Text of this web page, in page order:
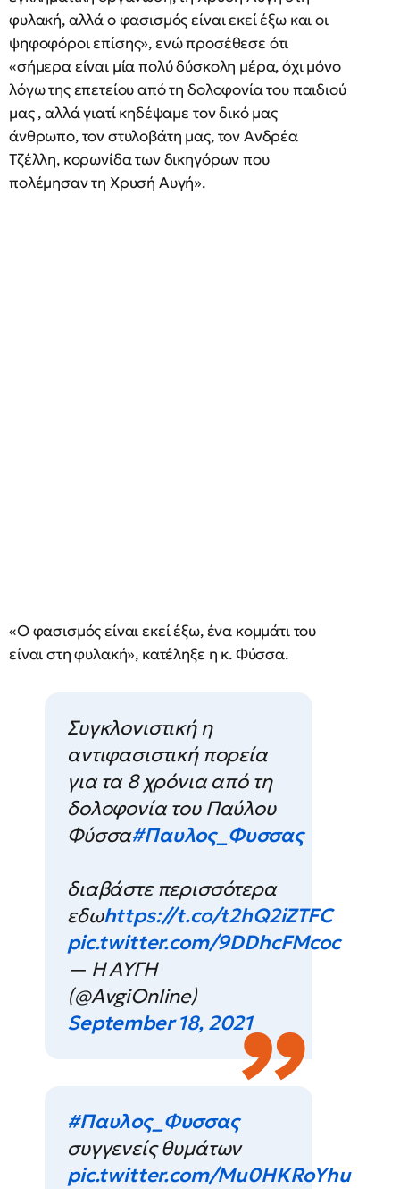
φυλακή, αλλά ο φασισμός είναι εκεί έξω και οι
ψηφοφόροι επίσης», ενώ προσέθεσε ότι
«σήμερα είναι μία πολύ δύσκολη μέρα, όχι μόνο
λόγω της επετείου από τη δολοφονία του παιδιού
μας , αλλά γιατί κηδέψαμε τον δικό μας
άνθρωπο, τον στυλοβάτη μας, τον Ανδρέα
Τζέλλη, κορωνίδα των δικηγόρων που
πολέμησαν τη Χρυσή Αυγή».
«Ο φασισμός είναι εκεί έξω, ένα κομμάτι του
είναι στη φυλακή», κατέληξε η κ. Φύσσα.
Συγκλονιστική η
αντιφασιστική πορεία
για τα 8 χρόνια από τη
δολοφονία του Παύλου
Φύσσα#Παυλος_Φυσσας
διαβάστε περισσότερα
εδωhttps://t.co/t2hQ2iZTFC
pic.twitter.com/9DDhcFMcoc
— Η ΑΥΓΗ
(@AvgiOnline)
September 18, 2021
#Παυλος_Φυσσας
συγγενείς θυμάτων
pic.twitter.com/Mu0HKRoYhu